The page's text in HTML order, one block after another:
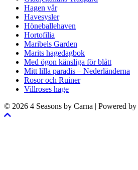
Hagen vår
Havesysler
Höneballehaven
Hortofilia
Maribels Garden
Marits hagedagbok
Med ögon känsliga för blått
Mitt lilla paradis – Nederländerna
Rosor och Ruiner
Villroses hage
© 2026 4 Seasons by Carna | Powered by
Skrolla